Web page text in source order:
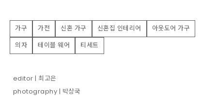
가구 가전 신혼 가구 신혼집 인테리어
아웃도어 가구
의자
테이블 웨어 티세트
editor | 최고은
photography | 박상국